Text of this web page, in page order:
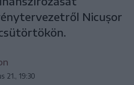
Nicușor
21., 19:30